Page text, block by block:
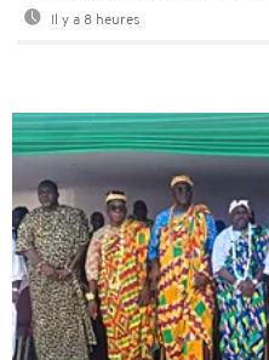
Il y a 8 heures